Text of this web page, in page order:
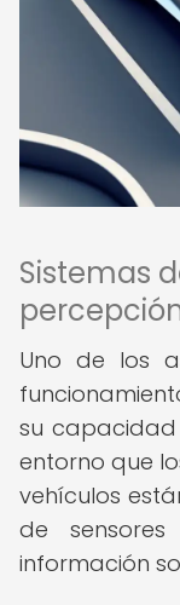
Sistemas
Uno de los
su
entorno que
vehículos
de
información